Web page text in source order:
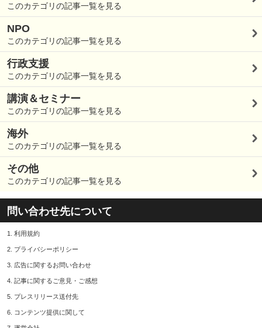
このカテゴリの記事一覧を見る
NPO
このカテゴリの記事一覧を見る
行政支援
このカテゴリの記事一覧を見る
講演＆セミナー
このカテゴリの記事一覧を見る
海外
このカテゴリの記事一覧を見る
その他
このカテゴリの記事一覧を見る
問い合わせ先について
1. 利用規約
2. プライバシーポリシー
3. 広告に関するお問い合わせ
4. 記事に関するご意見・ご感想
5. プレスリリース送付先
6. コンテンツ提供に関して